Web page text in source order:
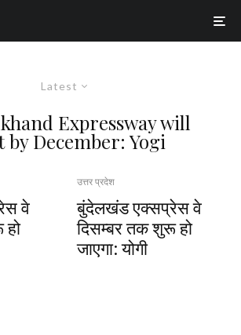
Latest
Expressway will
by December: Yogi
वे
उत्तर प्रदेश
बुंदेलखंड एक्सप्रेस वे
दिसम्बर तक शुरू हो
जाएगा: योगी